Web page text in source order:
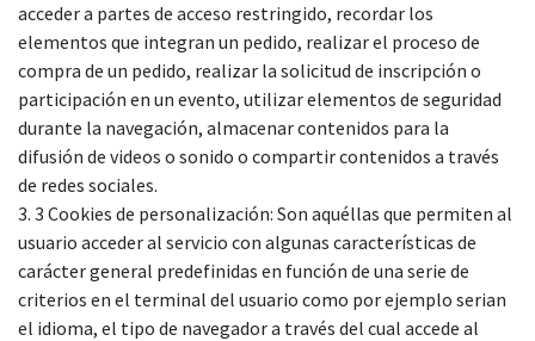
acceder a partes de acceso restringido, recordar los
elementos que integran un pedido, realizar el proceso de
compra de un pedido, realizar la solicitud de inscripción o
participación en un evento, utilizar elementos de seguridad
durante la navegación, almacenar contenidos para la
difusión de videos o sonido o compartir contenidos a través
de redes sociales.
3. 3 Cookies de personalización: Son aquéllas que permiten al
usuario acceder al servicio con algunas características de
carácter general predefinidas en función de una serie de
criterios en el terminal del usuario como por ejemplo serian
el idioma, el tipo de navegador a través del cual accede al